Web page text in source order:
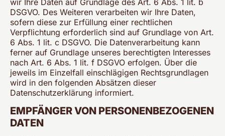
DSGVO. Des Weiteren verarbeiten wir Ihre Daten,
sofern diese zur Erfüllung einer rechtlichen
Verpflichtung erforderlich sind auf Grundlage von Art.
6 Abs. 1 lit. c DSGVO. Die Datenverarbeitung kann
ferner auf Grundlage unseres berechtigten Interesses
nach Art. 6 Abs. 1 lit. f DSGVO erfolgen. Über die
jeweils im Einzelfall einschlägigen Rechtsgrundlagen
wird in den folgenden Absätzen dieser
Datenschutzerklärung informiert.
EMPFÄNGER VON PERSONENBEZOGENEN
DATEN